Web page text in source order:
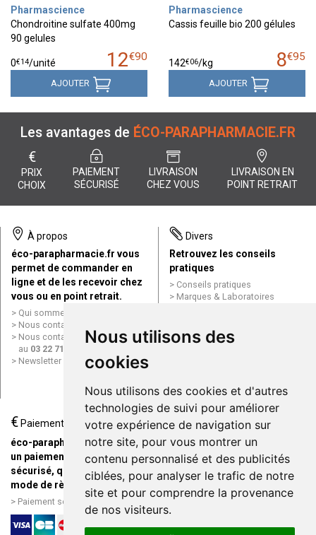
Nous utilisons des
cookies
Nous utilisons des cookies et d'autres
technologies de suivi pour améliorer
votre expérience de navigation sur
notre site, pour vous montrer un
contenu personnalisé et des publicités
ciblées, pour analyser le trafic de notre
site et pour comprendre la provenance
de nos visiteurs.
Pharmascience
Chondroitine sulfate 400mg
90 gelules
12€90
0€14/unité
AJOUTER
Pharmascience
Cassis feuille bio 200 gélules
8€95
142€06/kg
AJOUTER
Les avantages de ÉCO-PARAPHARMACIE.FR
€
PRIX
CHOIX
PAIEMENT
SÉCURISÉ
LIVRAISON
CHEZ VOUS
LIVRAISON EN
POINT RETRAIT
À propos
éco-parapharmacie.fr vous
permet de commander en
ligne et de les recevoir chez
vous ou en point retrait.
Qui sommes nous ?
Nous contacter par e-mail
Nous contacter par téléphone
au 03 22 71 64 10
Newsletter
Divers
Retrouvez les conseils
pratiques
Conseils pratiques
Marques & Laboratoires
Mentions légales
Données personnelles
ligne
€ Paiement
éco-parapharmacie.fr offre
un paiement entièrement
sécurisé, quel que soit le
mode de règlement
Paiement sécurisé et simple
Livraison / Point retrait
Commandez en ligne et
recevez votre commande
rapidement chez vous ou en
point retrait
Livraison chez vous ou en